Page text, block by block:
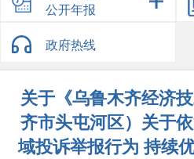
公开年报
政府热线
关于《乌鲁木齐经济
齐市头屯河区）关于
域投诉举报行为 持续